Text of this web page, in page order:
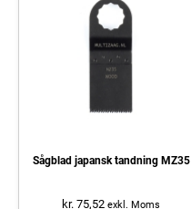
Sågblad japansk tandning MZ35
kr. 75,52 exkl. Moms